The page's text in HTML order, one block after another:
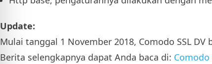
Update:
Mulai tanggal 1 November 2018, Comodo SSL
Berita selengkapnya dapat Anda baca di: Comodo